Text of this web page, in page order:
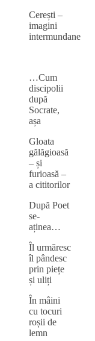
Cerești ‒
imagini
intermundane
…Cum
discipolii
după
Socrate,
așa
Gloata
gălăgioasă
– și
furioasă –
a cititorilor
După Poet
se-
aținea…
Îl urmăresc
îl pândesc
prin piețe
și uliți
În mâini
cu tocuri
roșii de
lemn